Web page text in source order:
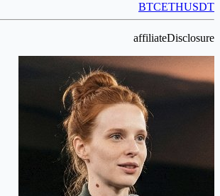
BTCETHUSDT
affiliateDisclosure